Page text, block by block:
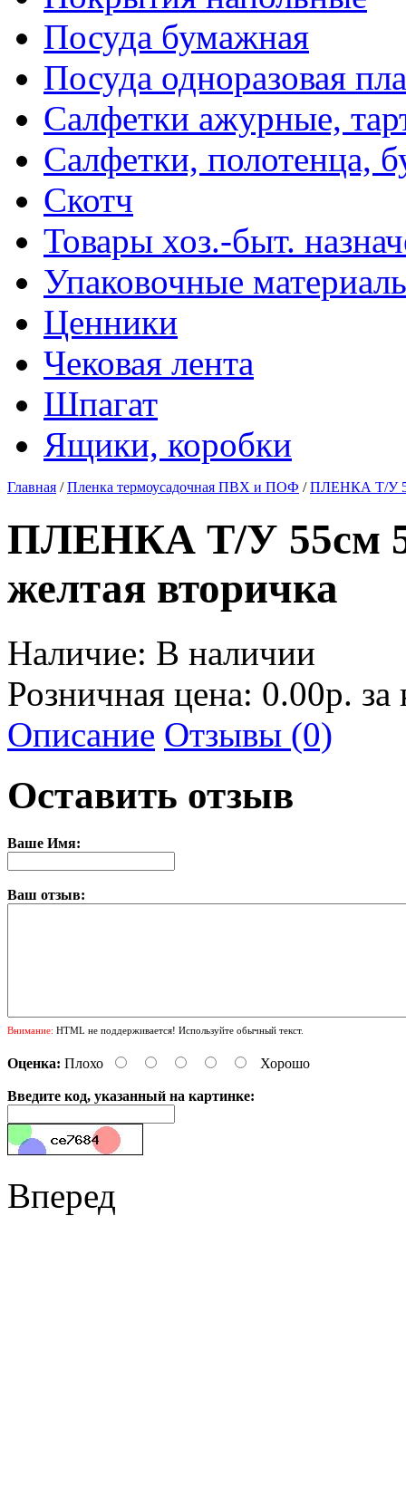
Посуда бумажная
Посуда одноразовая
Салфетки ажурные,
Салфетки, полотенца,
Скотч
Товары хоз.-быт.
Упаковочные
Ценники
Чековая лента
Шпагат
Ящики, коробки
Главная /Пленка термоусадочная ПВХ и ПОФ /ПЛЕНКА Т/У
ПЛЕНКА Т/У 55см
желтая вторичка
Наличие: В наличии
Розничная цена: 0.00р.
Описание Отзывы (0)
Оставить отзыв
Ваше Имя:
Ваш отзыв:
Внимание: HTML не поддерживается! Используйте обычный текст.
Оценка: Плохо Хорошо
Введите код, указанный на картинке:
Вперед